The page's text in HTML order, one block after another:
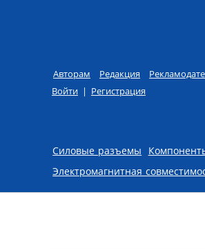
Авторам Редакция
Войти | Регистрация
Skip to content
Силовые разъемы
Электромагнитная